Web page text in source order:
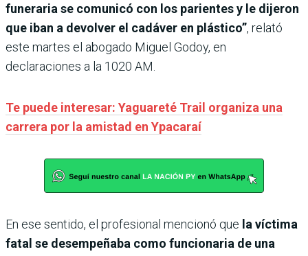
funeraria se comunicó con los parientes y le dijeron
que iban a devolver el cadáver en plástico”, relató
este martes el abogado Miguel Godoy, en
declaraciones a la 1020 AM.
Te puede interesar: Yaguareté Trail organiza una
carrera por la amistad en Ypacaraí
En ese sentido, el profesional mencionó que la víctima
fatal se desempeñaba como funcionaria de una